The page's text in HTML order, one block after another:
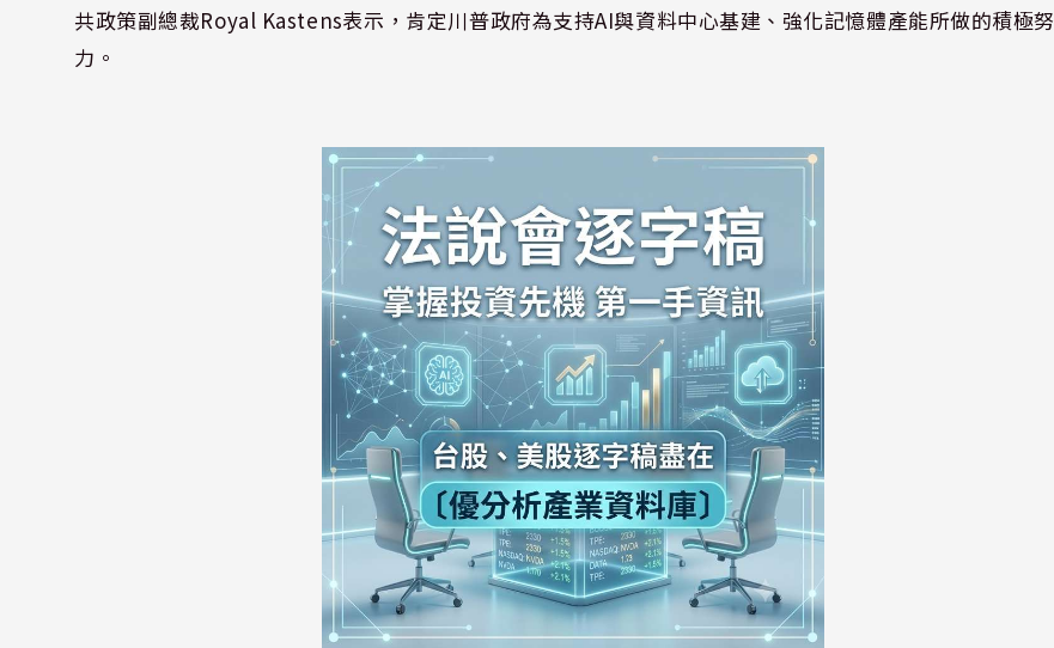
共政策副總裁Royal Kastens表示，肯定川普政府為支持AI與資料中心基建、強化記憶體產能所做的積極努
力。